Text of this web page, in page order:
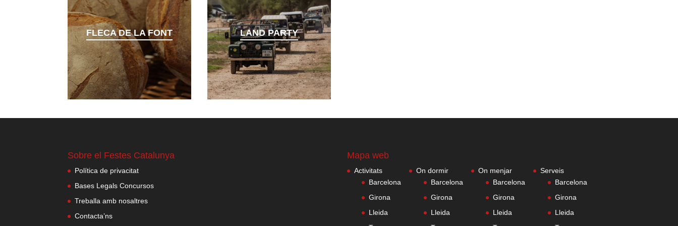
FLECA DE LA FONT LAND PARTY
Sobre el Festes Catalunya
Política de privacitat
Bases Legals Concursos
Treballa amb nosaltres
Contacta’ns
Mapa web
Activitats
Barcelona
Girona
Lleida
On dormir
Barcelona
Girona
Lleida
On menjar
Barcelona
Girona
Lleida
Serveis
Barcelona
Girona
Lleida